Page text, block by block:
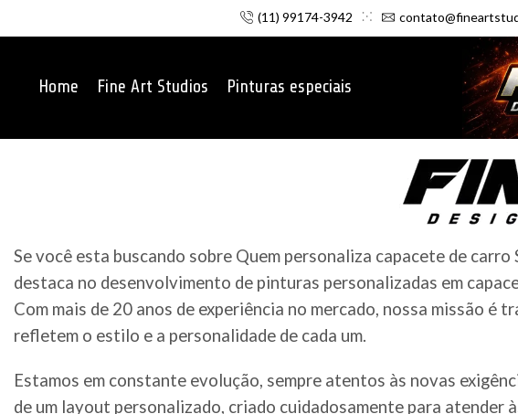
(11) 99174-3942
Home Fine Art Studios Pinturas especiais
Se você esta buscando sobre Quem personaliza capacete de
destaca no desenvolvimento de pinturas personalizadas em
Com mais de 20 anos de experiência no mercado, nossa missão
refletem o estilo e a personalidade de cada um.
Estamos em constante evolução, sempre atentos às novas
de um layout personalizado, criado cuidadosamente para